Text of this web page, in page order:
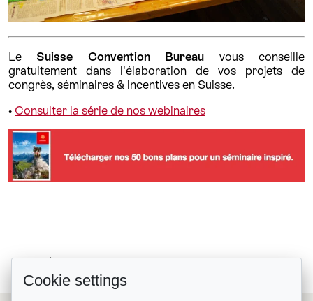
Le Suisse Convention Bureau vous conseille
gratuitement dans l'élaboration de vos projets de
congrès, séminaires & incentives en Suisse.
• Consulter la série de nos webinaires
"Experience Urban Switzerland":...
Cookie settings